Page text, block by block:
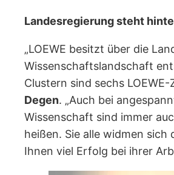
Landesregierung steht
„LOEWE besitzt über die
Wissenschaftslandschaft
Clustern sind sechs
Degen. „Auch bei
Wissenschaft sind immer
heißen. Sie alle widmen
Ihnen viel Erfolg bei ihrer